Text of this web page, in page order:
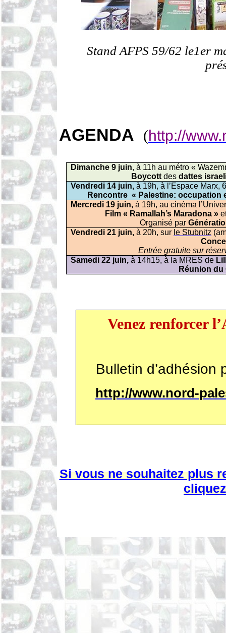
Stand AFPS 59/62 le1er
AGENDA (http://
Dimanche 9 juin, à 11h au métro «
Boycott des dattes
Vendredi 14 juin, à 19h, à l’Espace Marx,
Rencontre « Palestine: occupation
Mercredi 19 juin, à 19h, au cinéma
Film « Ramallah’sMaradona »
Organisé par
Vendredi 21 juin, à 20h, sur le Stubnitz
Entrée gratuite sur
Samedi 22 juin, à 14h15, à la MRES de
Réunion
Venez renforcer
Bulletin d’adhésion
http://www.nord-
Si vous ne souhaitez plus